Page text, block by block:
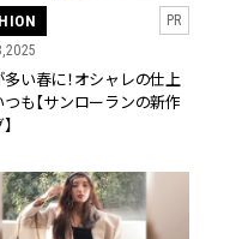
PR
い春に！オシャレの仕上
も【サンローランの新作